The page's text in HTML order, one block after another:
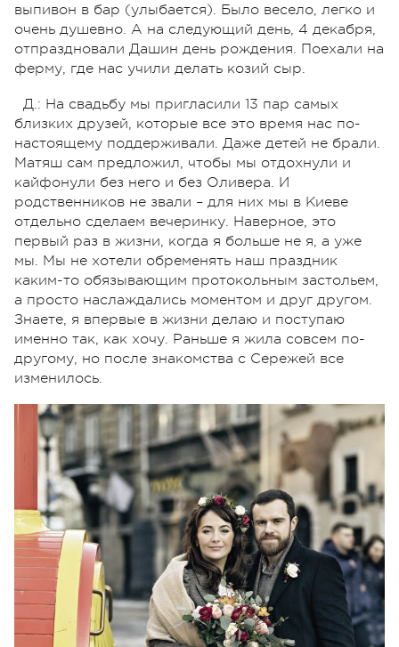
выпивон в бар (улыбается). Было весело, легко и
очень душевно. А на следующий день, 4 декабря,
отпраздновали Дашин день рождения. Поехали на
ферму, где нас учили делать козий сыр.
Д.: На свадьбу мы пригласили 13 пар самых
близких друзей, которые все это время нас по-
настоящему поддерживали. Даже детей не брали.
Матяш сам предложил, чтобы мы отдохнули и
кайфонули без него и без Оливера. И
родственников не звали – для них мы в Киеве
отдельно сделаем вечеринку. Наверное, это
первый раз в жизни, когда я больше не я, а уже
мы. Мы не хотели обременять наш праздник
каким-то обязывающим протокольным застольем,
а просто наслаждались моментом и друг другом.
Знаете, я впервые в жизни делаю и поступаю
именно так, как хочу. Раньше я жила совсем по-
другому, но после знакомства с Сережей все
изменилось.